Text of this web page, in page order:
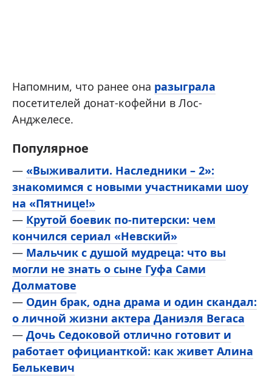
Напомним, что ранее она разыграла
посетителей донат-кофейни в Лос-
Анджелесе.
Популярное
— «Выживалити. Наследники – 2»:
знакомимся с новыми участниками шоу
на «Пятнице!»
— Крутой боевик по-питерски: чем
кончился сериал «Невский»
— Мальчик с душой мудреца: что вы
могли не знать о сыне Гуфа Сами
Долматове
— Один брак, одна драма и один скандал:
о личной жизни актера Даниэля Вегаса
— Дочь Седоковой отлично готовит и
работает официанткой: как живет Алина
Белькевич